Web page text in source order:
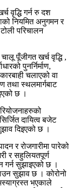
वृद्धि गर्न रु दश
नियमित अनुगमन र
परिचालन
पूँजीगत खर्च वृद्धि ,
पुनर्निर्माण,
चलाएको वा
तथा स्थलमार्गबाट
छ ।
दायित्व बजेट
दिइएको छ ।
र रोजगारीमा पारेको
र सहुलियतपूर्ण
गर्न सुझाइएको छ ।
सुझाव छ । कोरोनो
भएकाले